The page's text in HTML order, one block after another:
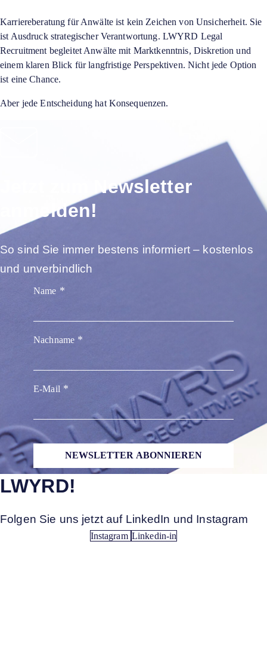
Karriereberatung für Anwälte ist kein Zeichen von Unsicherheit. Sie
ist Ausdruck strategischer Verantwortung. LWYRD Legal
Recruitment begleitet Anwälte mit Marktkenntnis, Diskretion und
einem klaren Blick für langfristige Perspektiven. Nicht jede Option
ist eine Chance.
Aber jede Entscheidung hat Konsequenzen.
Jetzt zum Newsletter
anmelden!
So sind Sie immer bestens informiert – kostenlos
und unverbindlich
Name
Nachname
E-Mail
NEWSLETTER ABONNIEREN
LWYRD!
Folgen Sie uns jetzt auf LinkedIn und Instagram
Instagram Linkedin-in